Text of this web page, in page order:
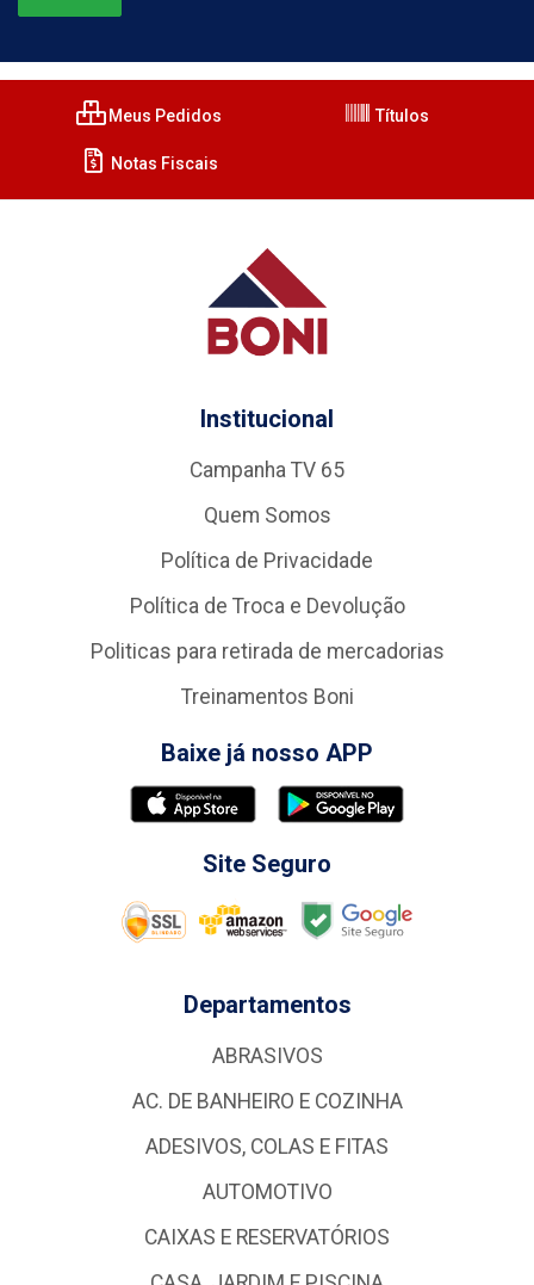
Meus Pedidos Títulos
Notas Fiscais
Institucional
Campanha TV 65
Quem Somos
Política de Privacidade
Política de Troca e Devolução
Politicas para retirada de mercadorias
Treinamentos Boni
Baixe já nosso APP
Site Seguro
Departamentos
ABRASIVOS
AC. DE BANHEIRO E COZINHA
ADESIVOS, COLAS E FITAS
AUTOMOTIVO
CAIXAS E RESERVATÓRIOS